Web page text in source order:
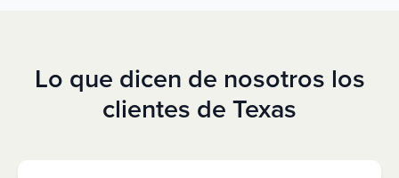
Lo que dicen de nosotros los
clientes de Texas